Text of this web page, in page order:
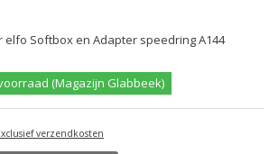
elfo Softbox en Adapter speedring A144
(Magazijn Glabbeek)
verzendkosten